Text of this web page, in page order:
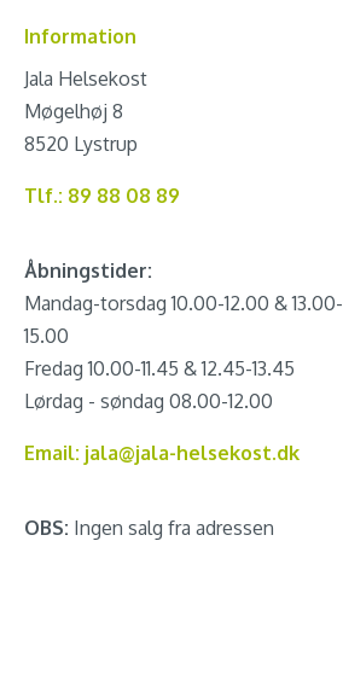
Information
Jala Helsekost
Møgelhøj 8
8520 Lystrup
Tlf.: 89 88 08 89
Åbningstider:
Mandag-torsdag 10.00-12.00 & 13.00-
15.00
Fredag 10.00-11.45 & 12.45-13.45
Lørdag - søndag 08.00-12.00
Email: jala@jala-helsekost.dk
OBS: Ingen salg fra adressen